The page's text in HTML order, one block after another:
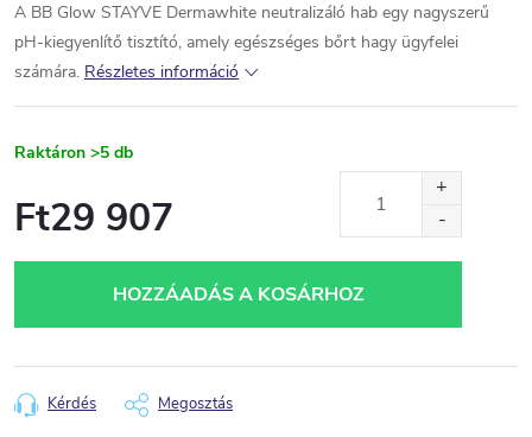
A BB Glow STAYVE Dermawhite neutralizáló hab egy nagyszerű
pH-kiegyenlítő tisztító, amely egészséges bőrt hagy ügyfelei
számára. Részletes információ
Raktáron >5 db
Ft29 907
HOZZÁADÁS A KOSÁRHOZ
Kérdés Megosztás